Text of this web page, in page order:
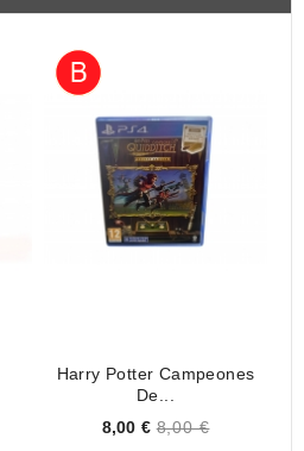
Harry Potter Campeones
De...
Price
8,00 € 8,00 €